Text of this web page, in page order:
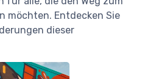
möchten. Entdecken Sie
dieser